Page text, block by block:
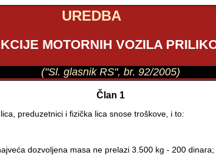
UREDBA
MOTORNIH VOZILA
("Sl. glasnik RS", br. 92/2005)
Član 1
preduzetnici i fizička lica snose troškove, i to:
dozvoljena masa ne prelazi 3.500 kg - 200 dinara;